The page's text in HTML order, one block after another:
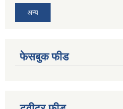
अन्य
फेसबुक फीड